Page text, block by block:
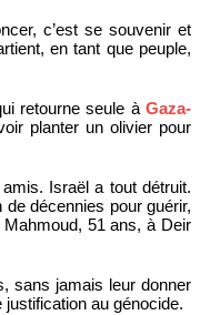
c’est se souvenir et
en tant que peuple,
retourne seule àGaza-
planter un olivier pour
Israël a tout détruit.
décennies pour guérir,
51 ans, à Deir
sans jamais leur donner
au génocide.